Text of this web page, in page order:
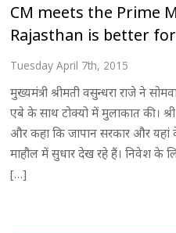
CM meets the Prime
Rajasthan is better
Tuesday April 7th, 2015
मुख्यमंत्री श्रीमती वसुन्धरा राजे ने
एबे के साथ टोक्यो में मुलाकात की।
और कहा कि जापान सरकार और
माहौल में सुधार देख रहे हैं। निवेश के
[…]